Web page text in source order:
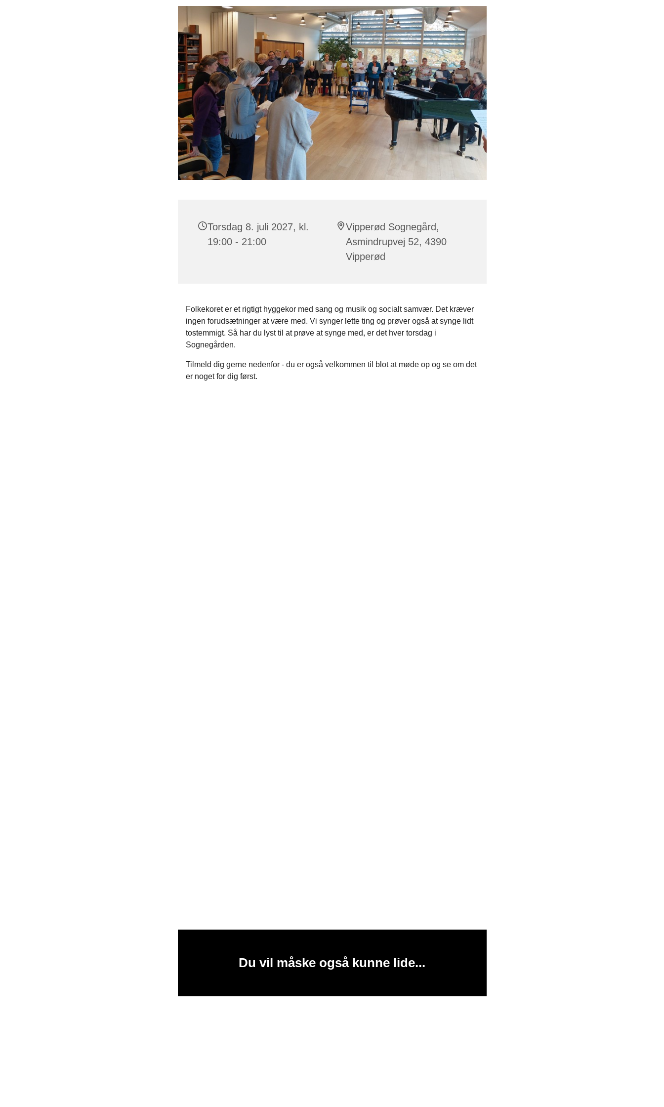
Torsdag 8. juli 2027, kl.
19:00 - 21:00
Vipperød Sognegård,
Asmindrupvej 52, 4390
Vipperød
Folkekoret er et rigtigt hyggekor med sang og musik og socialt samvær. Det kræver
ingen forudsætninger at være med. Vi synger lette ting og prøver også at synge lidt
tostemmigt. Så har du lyst til at prøve at synge med, er det hver torsdag i
Sognegården.
Tilmeld dig gerne nedenfor - du er også velkommen til blot at møde op og se om det
er noget for dig først.
Du vil måske også kunne lide...